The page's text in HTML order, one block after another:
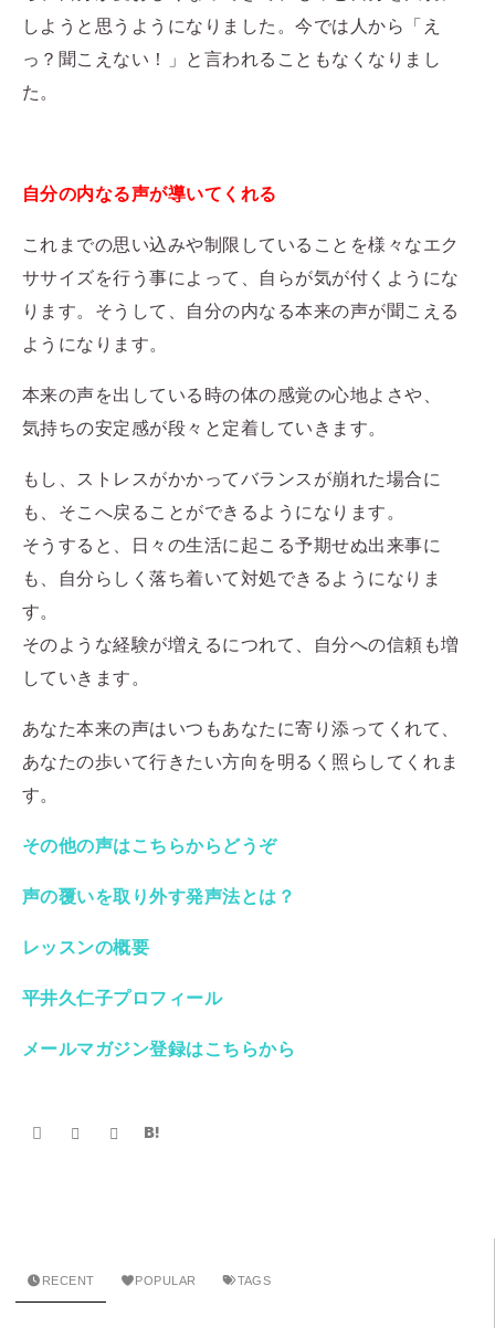
しようと思うようになりました。今では人から「え
っ？聞こえない！」と言われることもなくなりまし
た。
自分の内なる声が導いてくれる
これまでの思い込みや制限していることを様々なエク
ササイズを行う事によって、自らが気が付くようにな
ります。そうして、自分の内なる本来の声が聞こえる
ようになります。
本来の声を出している時の体の感覚の心地よさや、
気持ちの安定感が段々と定着していきます。
もし、ストレスがかかってバランスが崩れた場合に
も、そこへ戻ることができるようになります。
そうすると、日々の生活に起こる予期せぬ出来事に
も、自分らしく落ち着いて対処できるようになりま
す。
そのような経験が増えるにつれて、自分への信頼も増
していきます。
あなた本来の声はいつもあなたに寄り添ってくれて、
あなたの歩いて行きたい方向を明るく照らしてくれま
す。
その他の声はこちらからどうぞ
声の覆いを取り外す発声法とは？
レッスンの概要
平井久仁子プロフィール
メールマガジン登録はこちらから
RECENT POPULAR TAGS